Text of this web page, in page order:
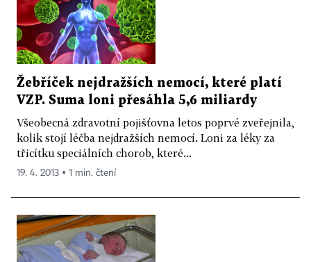
Žebříček nejdražších nemocí, které platí
VZP. Suma loni přesáhla 5,6 miliardy
Všeobecná zdravotní pojišťovna letos poprvé zveřejnila,
kolik stojí léčba nejdražších nemocí. Loni za léky za
třicítku speciálních chorob, které...
19. 4. 2013 ▪ 1 min. čtení